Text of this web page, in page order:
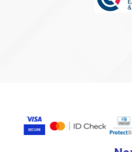
αγγελίες